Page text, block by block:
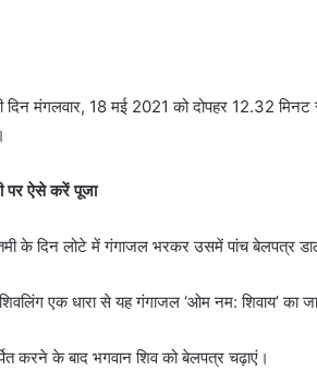
दिन मंगलवार, 18 मई 2021 को दोपहर 12.32
पर ऐसे करें पूजा
के दिन लोटे में गंगाजल भरकर उसमें पांच बेलपत्र
एक धारा से यह गंगाजल ‘ओम नम: शिवाय’ का
करने के बाद भगवान शिव को बेलपत्र चढ़ाएं।